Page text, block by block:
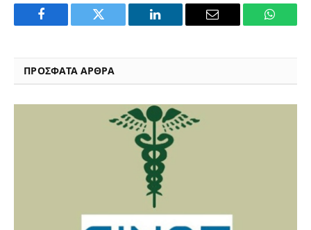
Facebook Twitter LinkedIn Email
ΠΡΟΣΦΑΤΑ ΑΡΘΡΑ